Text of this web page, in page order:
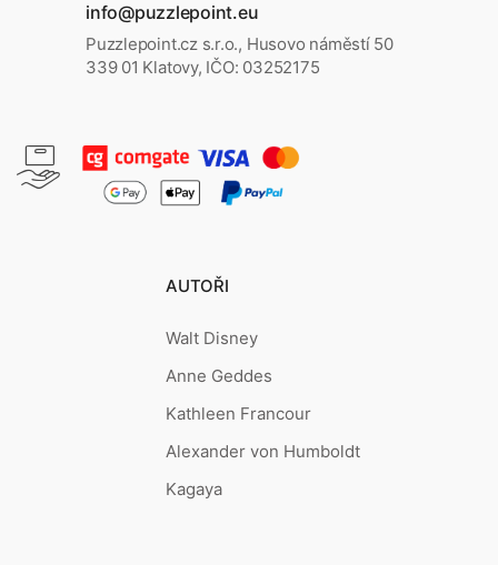
info@puzzlepoint.eu
Puzzlepoint.cz s.r.o., Husovo náměstí 50
339 01 Klatovy, IČO: 03252175
AUTOŘI
Walt Disney
Anne Geddes
Kathleen Francour
Alexander von Humboldt
Kagaya